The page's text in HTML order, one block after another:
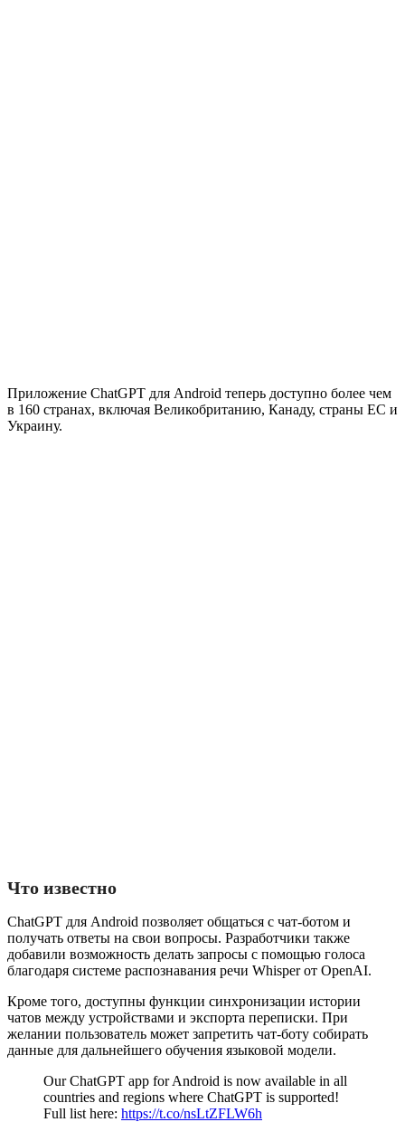
Приложение ChatGPT для Android теперь доступно более чем
в 160 странах, включая Великобританию, Канаду, страны ЕС и
Украину.
Что известно
ChatGPT для Android позволяет общаться с чат-ботом и
получать ответы на свои вопросы. Разработчики также
добавили возможность делать запросы с помощью голоса
благодаря системе распознавания речи Whisper от OpenAI.
Кроме того, доступны функции синхронизации истории
чатов между устройствами и экспорта переписки. При
желании пользователь может запретить чат-боту собирать
данные для дальнейшего обучения языковой модели.
Our ChatGPT app for Android is now available in all
countries and regions where ChatGPT is supported!
Full list here: https://t.co/nsLtZFLW6h